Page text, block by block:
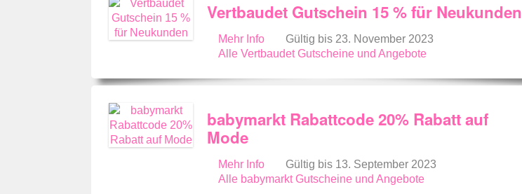
Vertbaudet Gutschein 15 % für Neukunden
Mehr Info
Gültig bis 23. November 2023
Alle Vertbaudet Gutscheine und Angebote
babymarkt Rabattcode 20% Rabatt auf
Mode
Mehr Info
Gültig bis 13. September 2023
Alle babymarkt Gutscheine und Angebote